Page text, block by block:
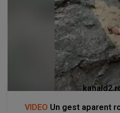
VIDEO Un gest aparent